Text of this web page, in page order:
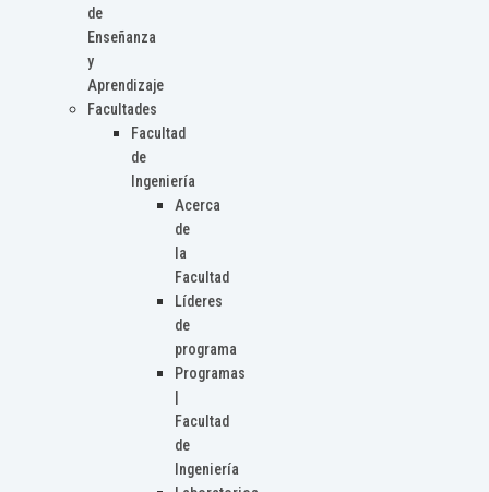
de
Enseñanza
y
Aprendizaje
Facultades
Facultad
de
Ingeniería
Acerca
de
la
Facultad
Líderes
de
programa
Programas
Facultad
de
Ingeniería